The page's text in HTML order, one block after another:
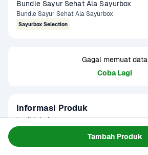
Tambah Produk
Bundle Sayur Sehat Ala Sayurbox
Bundle Sayur Sehat Ala Sayurbox
Sayurbox Selection
Gagal memuat data
Coba Lagi
Informasi Produk
terdiri dari :
Okra Hijau Konvensional 200 gram